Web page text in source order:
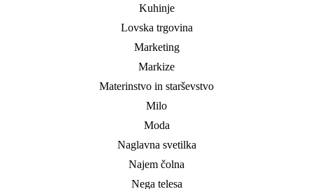
Kuhinje
Lovska trgovina
Marketing
Markize
Materinstvo in starševstvo
Milo
Moda
Naglavna svetilka
Najem čolna
Nega telesa